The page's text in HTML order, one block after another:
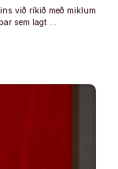
við ríkið með miklum
sem lagt …